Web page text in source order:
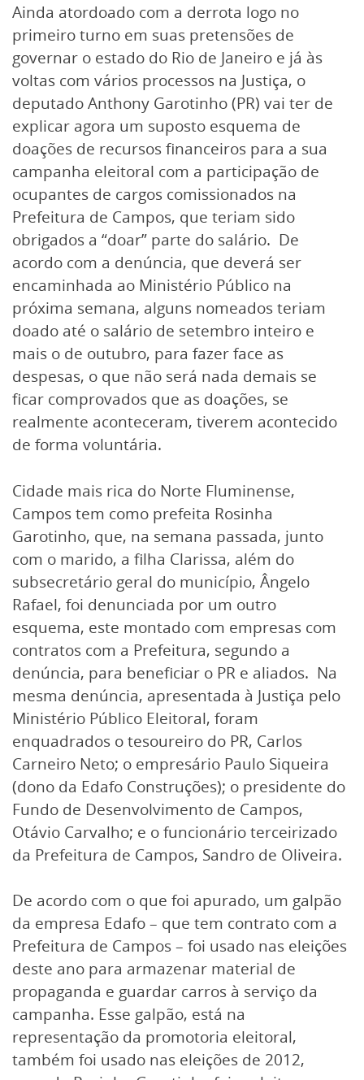
Ainda atordoado com a derrota logo no
primeiro turno em suas pretensões de
governar o estado do Rio de Janeiro e já às
voltas com vários processos na Justiça, o
deputado Anthony Garotinho (PR) vai ter de
explicar agora um suposto esquema de
doações de recursos financeiros para a sua
campanha eleitoral com a participação de
ocupantes de cargos comissionados na
Prefeitura de Campos, que teriam sido
obrigados a “doar” parte do salário. De
acordo com a denúncia, que deverá ser
encaminhada ao Ministério Público na
próxima semana, alguns nomeados teriam
doado até o salário de setembro inteiro e
mais o de outubro, para fazer face as
despesas, o que não será nada demais se
ficar comprovados que as doações, se
realmente aconteceram, tiverem acontecido
de forma voluntária.
Cidade mais rica do Norte Fluminense,
Campos tem como prefeita Rosinha
Garotinho, que, na semana passada, junto
com o marido, a filha Clarissa, além do
subsecretário geral do município, Ângelo
Rafael, foi denunciada por um outro
esquema, este montado com empresas com
contratos com a Prefeitura, segundo a
denúncia, para beneficiar o PR e aliados. Na
mesma denúncia, apresentada à Justiça pelo
Ministério Público Eleitoral, foram
enquadrados o tesoureiro do PR, Carlos
Carneiro Neto; o empresário Paulo Siqueira
(dono da Edafo Construções); o presidente do
Fundo de Desenvolvimento de Campos,
Otávio Carvalho; e o funcionário terceirizado
da Prefeitura de Campos, Sandro de Oliveira.
De acordo com o que foi apurado, um galpão
da empresa Edafo – que tem contrato com a
Prefeitura de Campos – foi usado nas eleições
deste ano para armazenar material de
propaganda e guardar carros à serviço da
campanha. Esse galpão, está na
representação da promotoria eleitoral,
também foi usado nas eleições de 2012,